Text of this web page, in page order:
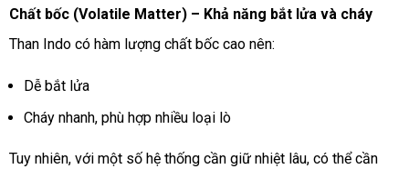
Chất bốc (Volatile Matter) – Khả năng bắt lửa và cháy
Than Indo có hàm lượng chất bốc cao nên:
Dễ bắt lửa
Cháy nhanh, phù hợp nhiều loại lò
Tuy nhiên, với một số hệ thống cần giữ nhiệt lâu, có thể cần